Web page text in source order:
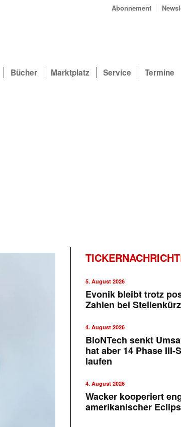
Abonnement
Bücher Marktplatz Service Termine
5. August 2026
Evonik bleibt trotz
Zahlen bei
4. August 2026
BioNTech senkt
hat aber 14 Phase III-
laufen
4. August 2026
Wacker kooperiert
amerikanischer